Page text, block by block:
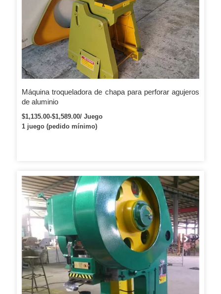
Máquina troqueladora de chapa para perforar agujeros
de aluminio
$1,135.00-$1,589.00/ Juego
1 juego (pedido mínimo)